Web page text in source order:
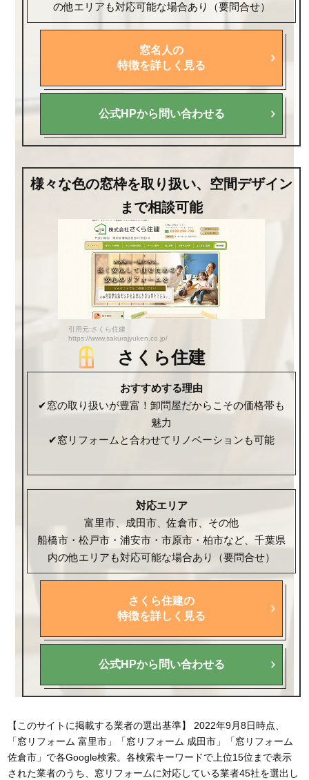
の他エリアも対応可能な場合あり（要問合せ）
窓名人の
特徴を詳しく見る
公式HPから問い合わせる
様々な色の窓枠を取り扱い、空間デザイン
まで相談可能
引用元:さくら住建
https://www.sakurajyuken.co.jp/
さくら住建
おすすめする理由
✔窓の取り扱いが豊富！卸問屋だからこその価格帯も
魅力
✔窓リフォームと合わせてリノベーションも可能
対応エリア
富里市、成田市、佐倉市、その他
船橋市・松戸市・浦安市・市原市・柏市など、千葉県
内の他エリアも対応可能な場合あり（要問合せ）
さくら住建の
特徴を詳しく見る
公式HPから問い合わせる
【このサイトに掲載する業者の選出基準】 2022年9月8日時点、
「窓リフォーム 富里市」「窓リフォーム 成田市」「窓リフォーム
佐倉市」で各Google検索。各検索キーワードで上位15位まで表示
された業者のうち、窓リフォームに対応している業者45社を選出し